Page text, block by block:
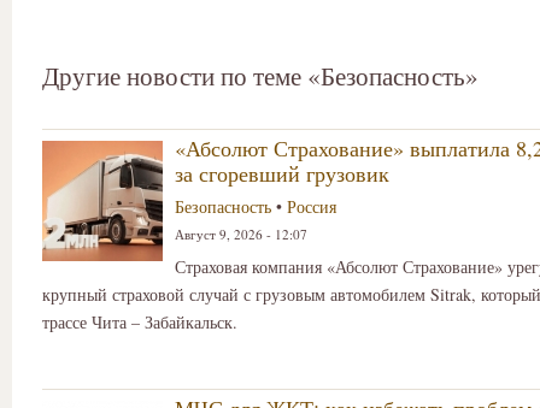
Другие новости по теме «Безопасность»
«Абсолют Страхование» выплатила
за сгоревший грузовик
Безопасность • Россия
Август 9, 2026 - 12:07
Страховая компания «Абсолют Страхование»
крупный страховой случай с грузовым автомобилем Sitrak, который
трассе Чита – Забайкальск.